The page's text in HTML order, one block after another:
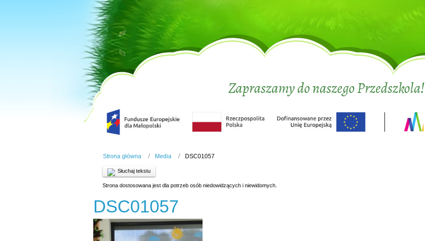
Zapraszamy do naszego Przedszkola!
Strona główna Media DSC01057
Słuchaj tekstu
Strona dostosowana jest dla potrzeb osób niedowidzących i niewidomych.
DSC01057